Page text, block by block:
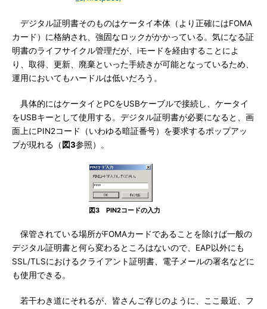
デジタル証明書そのものはケータイ本体（より正確にはFOMA
カード）に格納され、強固なロックがかかっている。気になる証
明書のライフサイクル管理だが、iモードを経由することによ
り、取得、更新、廃棄といった手続きが可能となっているため、
運用においてもハードルは低いだろう。
具体的にはケータイとPCをUSBケーブルで接続し、ケータイ
をUSBキーとして使用する。デジタル証明書が必要になると、画
面上にPIN2コード（いわゆる暗証番号）を要求するポップアッ
プが現れる（ 図3参照）。
図3 PIN2コードの入力
保管されている場所がFOMAカードであることを除けば一般の
デジタル証明書と何ら変わるところはないので、EAP以外にも
SSL/TLSにおけるクライアント証明書、電子メールの署名などに
も使用できる。
若干わき道にそれるが、皆さんご存じのように、ここ最近、フ